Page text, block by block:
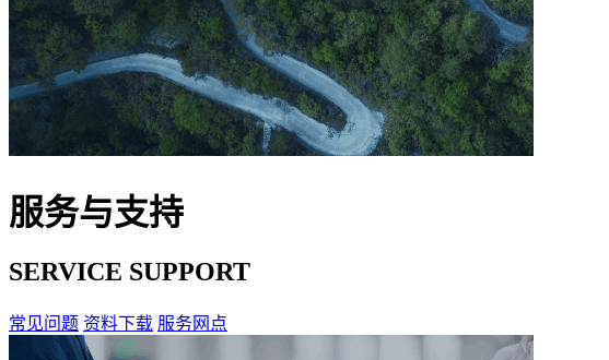
服务与支持
SERVICE SUPPORT
常见问题 资料下载 服务网点